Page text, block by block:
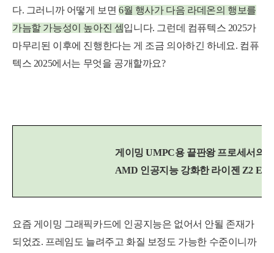
다. 그러니까 어떻게 보면6월 행사가 다음 라데온의 행보를
가늠할 가능성이 높아진 셈입니다. 그런데 컴퓨텍스 2025가
마무리된 이후에 진행한다는 게 조금 의아하긴 하네요. 컴퓨
텍스 2025에서는 무엇을 공개할까요?
게이밍 UMPC용 끝판왕 프로세서의
AMD 인공지능 강화한 라이젠 Z2
요즘 게이밍 그래픽카드에 인공지능은 없어서 안될 존재가
되었죠. 프레임도 늘려주고 화질 보정도 가능한 수준이니까